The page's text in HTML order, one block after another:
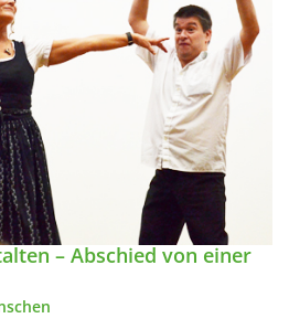
– Abschied von einer